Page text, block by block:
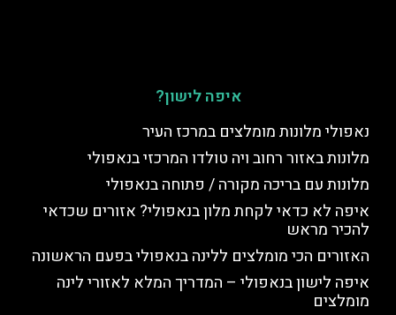
איפה לישון?
נאפולי מלונות מומלצים במרכז העיר
מלונות באזור רחוב ויה טולדו המרכזי בנאפולי
מלונות עם בריכה מקורה / פתוחה בנאפולי
איפה לא כדאי לקחת מלון בנאפולי? אזורים שכדאי
להכיר מראש
האזורים הכי מומלצים ללינה בנאפולי בפעם הראשונה
איפה לישון בנאפולי – המדריך המלא לאזורי לינה
מומלצים